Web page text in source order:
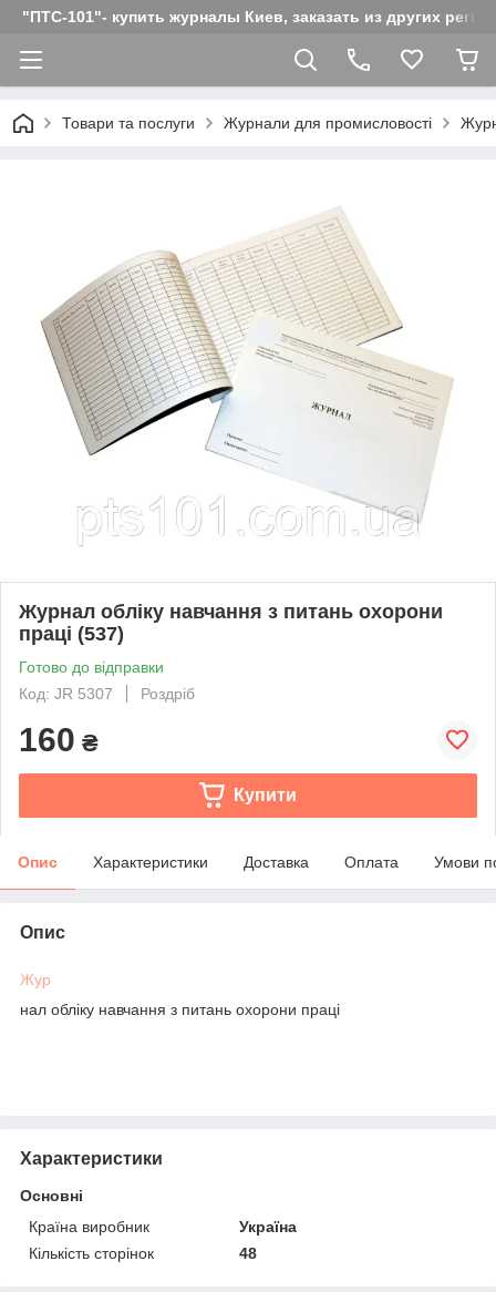
"ПТС-101"- купить журналы Киев, заказать из других
Товари та послуги Журнали для промисловості
Журнал обліку навчання з питань охорони
праці (537)
Готово до відправки
Код: JR 5307
Роздріб
160 ₴
Купити
Опис Характеристики Доставка Оплата Умови
Опис
Жур
нал обліку навчання з питань охорони праці
Характеристики
Основні
Країна виробник
Україна
Кількість сторінок
48